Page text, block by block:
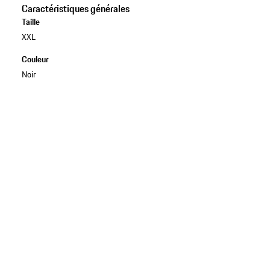
Caractéristiques générales
Taille
XXL
Couleur
Noir